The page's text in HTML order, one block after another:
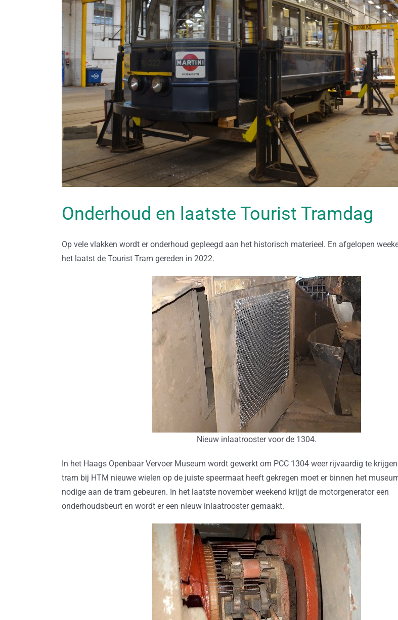
Onderhoud en laatste Tourist Tramdag
Op vele vlakken wordt er onderhoud gepleegd aan het historisch materieel. En afgelopen
het laatst de Tourist Tram gereden in 2022.
Nieuw inlaatrooster voor de 1304.
In het Haags Openbaar Vervoer Museum wordt gewerkt om PCC 1304 weer rijvaardig te
tram bij HTM nieuwe wielen op de juiste speermaat heeft gekregen moet er binnen het
nodige aan de tram gebeuren. In het laatste november weekend krijgt de motorgenerator een
onderhoudsbeurt en wordt er een nieuw inlaatrooster gemaakt.